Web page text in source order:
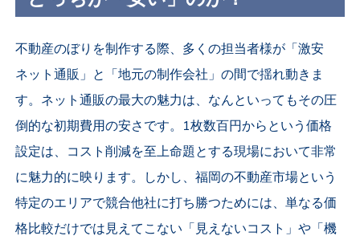
不動産のぼりを制作する際、多くの担当者様が「激安
ネット通販」と「地元の制作会社」の間で揺れ動きま
す。ネット通販の最大の魅力は、なんといってもその圧
倒的な初期費用の安さです。1枚数百円からという価格
設定は、コスト削減を至上命題とする現場において非常
に魅力的に映ります。しかし、福岡の不動産市場という
特定のエリアで競合他社に打ち勝つためには、単なる価
格比較だけでは見えてこない「見えないコスト」や「機